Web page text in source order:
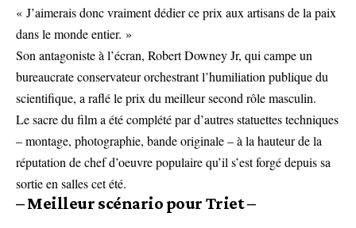
« J’aimerais donc vraiment dédier ce prix aux artisans de la paix
dans le monde entier. »
Son antagoniste à l’écran, Robert Downey Jr, qui campe un
bureaucrate conservateur orchestrant l’humiliation publique du
scientifique, a raflé le prix du meilleur second rôle masculin.
Le sacre du film a été complété par d’autres statuettes techniques
– montage, photographie, bande originale – à la hauteur de la
réputation de chef d’oeuvre populaire qu’il s’est forgé depuis sa
sortie en salles cet été.
– Meilleur scénario pour Triet –